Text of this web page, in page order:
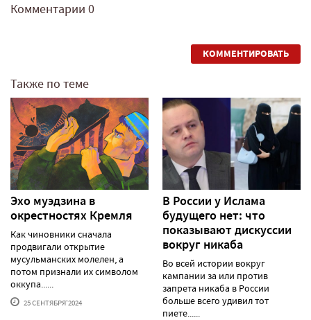
Комментарии 0
КОММЕНТИРОВАТЬ
Также по теме
Эхо муэдзина в
окрестностях Кремля
Как чиновники сначала
продвигали открытие
мусульманских молелен, а
потом признали их символом
оккупа......
25 СЕНТЯБРЯ'2024
В России у Ислама
будущего нет: что
показывают дискуссии
вокруг никаба
Во всей истории вокруг
кампании за или против
запрета никаба в России
больше всего удивил тот
пиете......